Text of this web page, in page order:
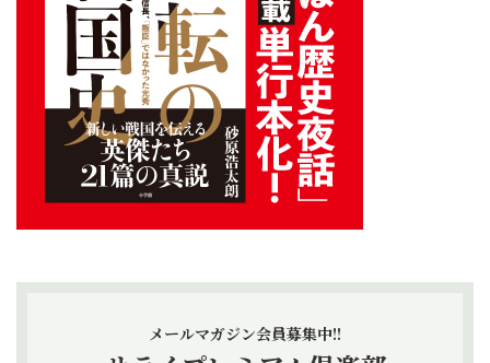
メールマガジン会員募集中!!